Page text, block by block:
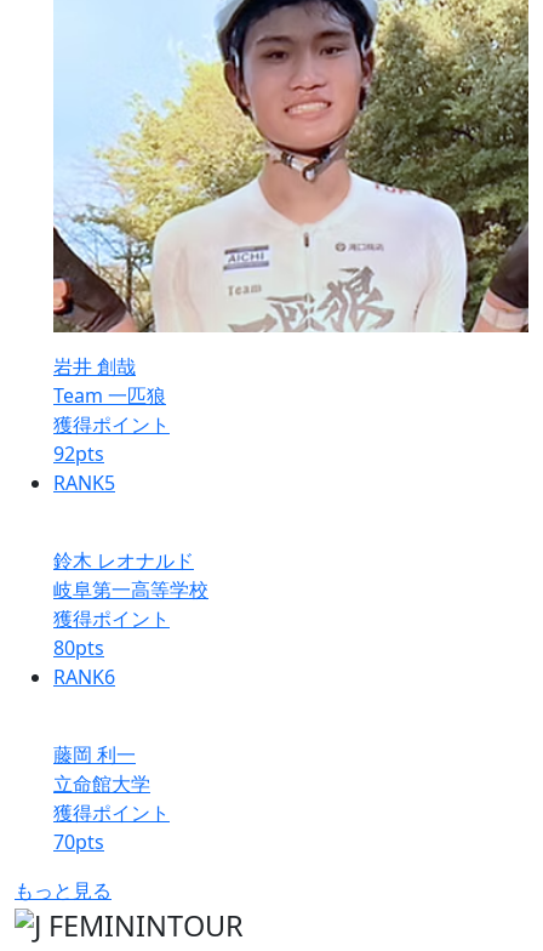
岩井 創哉
Team 一匹狼
獲得ポイント
92pts
RANK5
鈴木 レオナルド
岐阜第一高等学校
獲得ポイント
80pts
RANK6
藤岡 利一
立命館大学
獲得ポイント
70pts
もっと見る